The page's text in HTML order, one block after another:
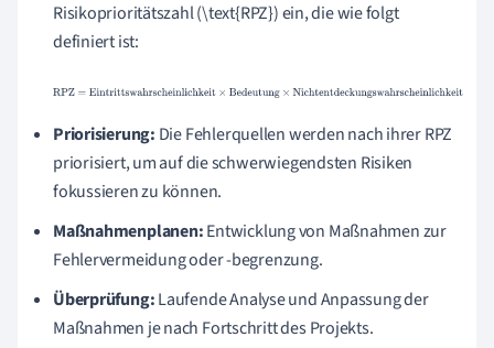
Risikoprioritätszahl (\text{RPZ}) ein, die wie folgt
definiert ist:
RPZ=Eintrittswahrscheinlichkeit×Bedeutung×Nichtentde
Priorisierung: Die Fehlerquellen werden nach ihrer RPZ
priorisiert, um auf die schwerwiegendsten Risiken
fokussieren zu können.
Maßnahmenplanen:Entwicklung von Maßnahmen zur
Fehlervermeidung oder -begrenzung.
Überprüfung:Laufende Analyse und Anpassung der
Maßnahmen je nach Fortschritt des Projekts.